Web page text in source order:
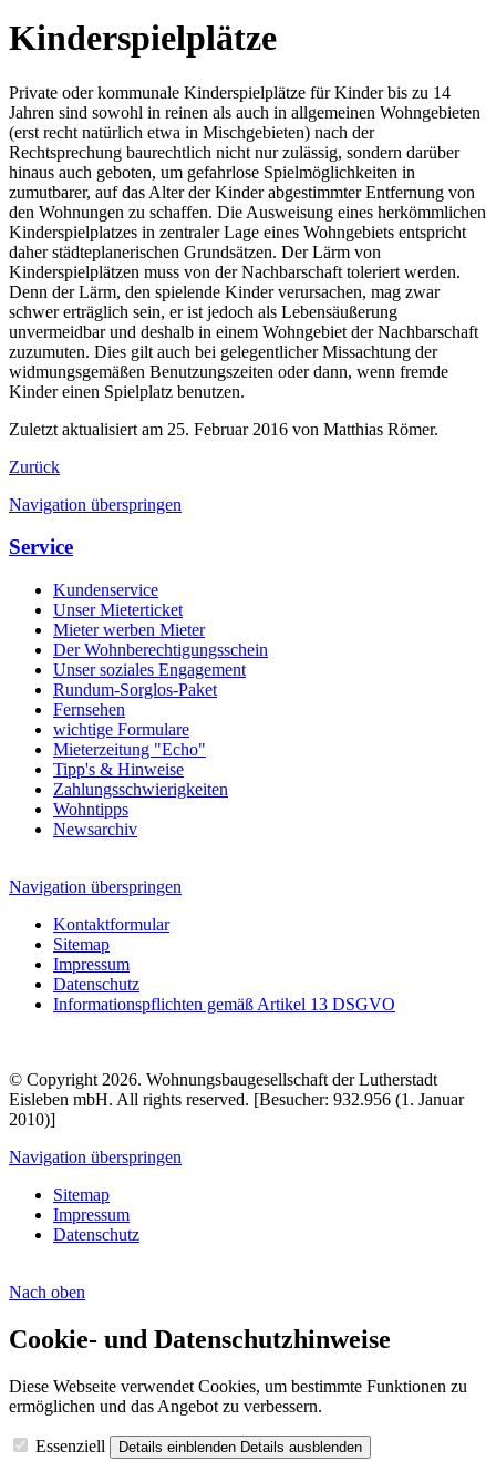
Kinderspielplätze
Private oder kommunale Kinderspielplätze für Kinder bis zu 14
Jahren sind sowohl in reinen als auch in allgemeinen Wohngebieten
(erst recht natürlich etwa in Mischgebieten) nach der
Rechtsprechung baurechtlich nicht nur zulässig, sondern darüber
hinaus auch geboten, um gefahrlose Spielmöglichkeiten in
zumutbarer, auf das Alter der Kinder abgestimmter Entfernung von
den Wohnungen zu schaffen. Die Ausweisung eines herkömmlichen
Kinderspielplatzes in zentraler Lage eines Wohngebiets entspricht
daher städteplanerischen Grundsätzen. Der Lärm von
Kinderspielplätzen muss von der Nachbarschaft toleriert werden.
Denn der Lärm, den spielende Kinder verursachen, mag zwar
schwer erträglich sein, er ist jedoch als Lebensäußerung
unvermeidbar und deshalb in einem Wohngebiet der Nachbarschaft
zuzumuten. Dies gilt auch bei gelegentlicher Missachtung der
widmungsgemäßen Benutzungszeiten oder dann, wenn fremde
Kinder einen Spielplatz benutzen.
Zuletzt aktualisiert am 25. Februar 2016 von Matthias Römer.
Zurück
Navigation überspringen
Service
Kundenservice
Unser Mieterticket
Mieter werben Mieter
Der Wohnberechtigungsschein
Unser soziales Engagement
Rundum-Sorglos-Paket
Fernsehen
wichtige Formulare
Mieterzeitung "Echo"
Tipp's & Hinweise
Zahlungsschwierigkeiten
Wohntipps
Newsarchiv
Navigation überspringen
Kontaktformular
Sitemap
Impressum
Datenschutz
Informationspflichten gemäß Artikel 13 DSGVO
© Copyright 2026. Wohnungsbaugesellschaft der Lutherstadt
Eisleben mbH. All rights reserved. [Besucher: 932.956 (1. Januar
2010)]
Navigation überspringen
Sitemap
Impressum
Datenschutz
Nach oben
Cookie- und Datenschutzhinweise
Diese Webseite verwendet Cookies, um bestimmte Funktionen zu
ermöglichen und das Angebot zu verbessern.
Essenziell Details einblenden Details ausblenden